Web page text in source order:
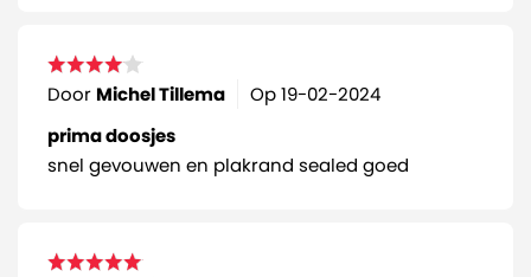
Door Michel Tillema Op19-02-2024
prima doosjes
snel gevouwen en plakrand sealed goed